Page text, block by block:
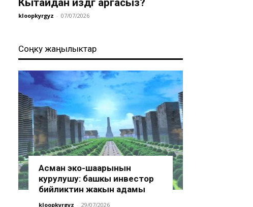
Кытайдан издөөгө аргасыз?
kloopkyrgyz - 07/07/2026
Соңку жаңылыктар
Асман эко-шаарынын
курулушу: башкы инвестор
бийликтин жакын адамы
kloopkyrgyz - 29/07/2026